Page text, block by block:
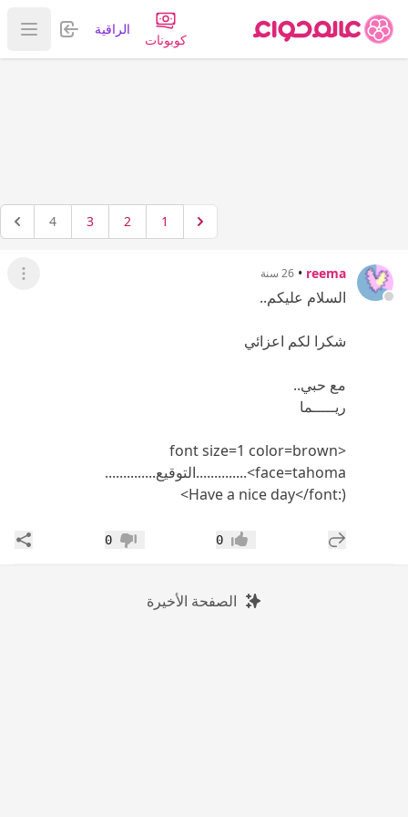
كوبونات
الراقية تسجيل
عرض
1
2
3
4
reema
• 26 سنة عرض
السلام عليكم..
شكرا لكم اعزائي
مع حبي..
ريـــــما
<font size=1 color=brown
face=tahoma>..............التوقيع..............
(:Have a nice day</font>
إضافة رد جديد إعجاب0 عدم إعجاب
0
الصفحة الأخيرة